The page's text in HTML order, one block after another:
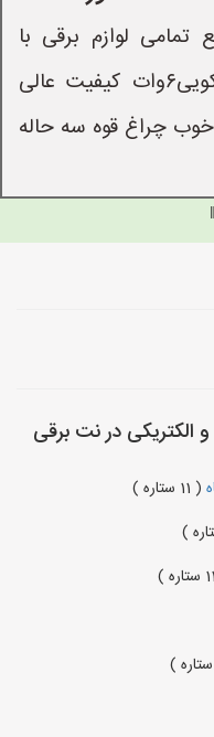
لوازم برقی با
سابقه ای درخشان چراغ دیسکویی۶وات کیفیت عالی
چراغ قوه سه حاله
الکتریکی در نت برقی
( 11 ستاره )